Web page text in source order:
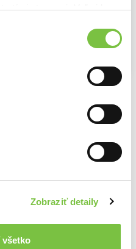
stranami. Veľmi by
Zobraziť detaily
Stephanie Hafferty
Na sklade
11,70€
o záhradnej